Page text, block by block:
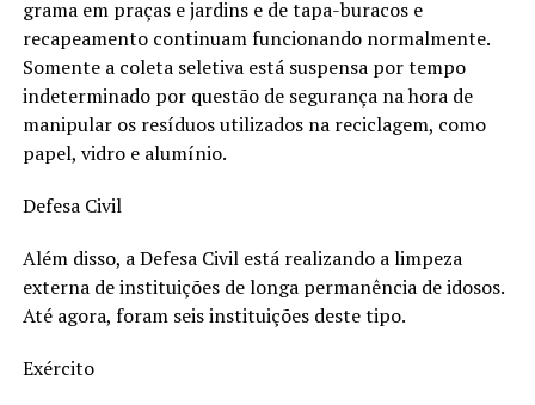
grama em praças e jardins e de tapa-buracos e
recapeamento continuam funcionando normalmente.
Somente a coleta seletiva está suspensa por tempo
indeterminado por questão de segurança na hora de
manipular os resíduos utilizados na reciclagem, como
papel, vidro e alumínio.
Defesa Civil
Além disso, a Defesa Civil está realizando a limpeza
externa de instituições de longa permanência de idosos.
Até agora, foram seis instituições deste tipo.
Exército